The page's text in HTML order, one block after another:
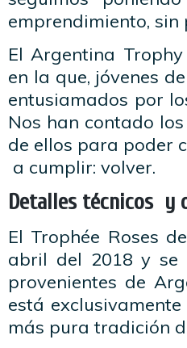
emprendimiento,
El Argentina
en la que, jóvenes
entusiamados por
Nos han contado
de ellos para poder
a cumplir: volver.
Detalles técnicos y
El Trophée Roses
abril del 2018 y se
provenientes de
está
más pura tradición